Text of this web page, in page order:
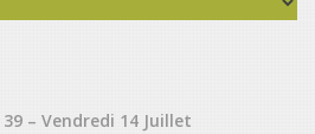
– Vendredi 14 Juillet